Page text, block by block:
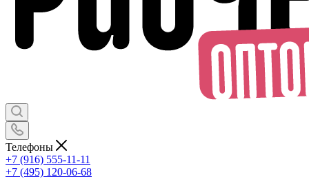
Телефоны
+7 (916) 555-11-11
+7 (495) 120-06-68